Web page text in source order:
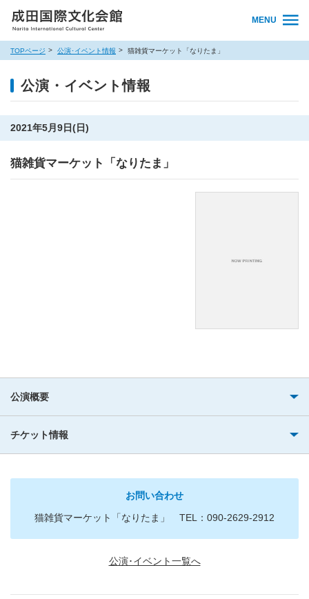
MENU
TOPページ 公演･イベント情報 猫雑貨マーケット「なりたま」
公演・イベント情報
2021年5月9日(日)
猫雑貨マーケット「なりたま」
公演概要
チケット情報
お問い合わせ
猫雑貨マーケット「なりたま」 TEL：090-2629-2912
公演･イベント一覧へ